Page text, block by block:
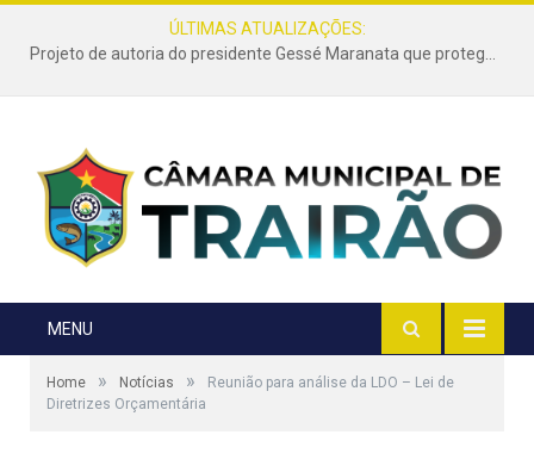
ÚLTIMAS ATUALIZAÇÕES:
Projeto de autoria do presidente Gessé Maranata que protege as estradas vicinais de Trairão é transformado em lei
MENU
Home » Notícias »
Reunião para análise da LDO – Lei de
Diretrizes Orçamentária